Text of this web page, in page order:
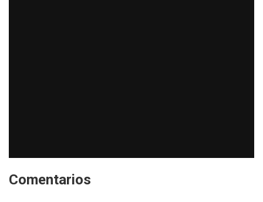
Comentarios